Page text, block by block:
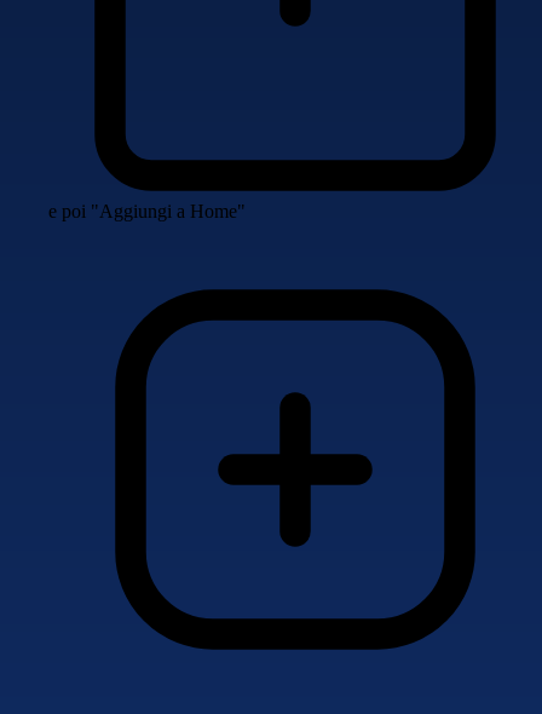
e poi "Aggiungi a Home"